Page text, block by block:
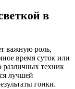
в
важную роль,
время суток или
техник
лучшей
гонки.